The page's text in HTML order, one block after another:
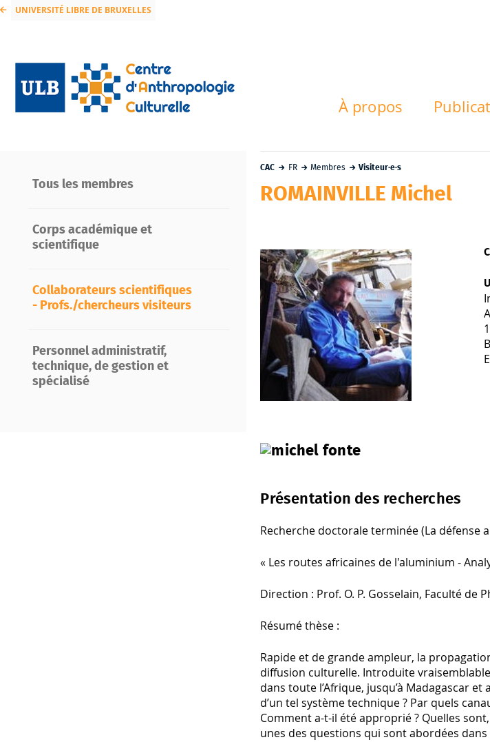
UNIVERSITÉ LIBRE DE BRUXELLES
À propos
Tous les membres
Corps académique et
scientifique
Collaborateurs scientifiques
- Profs./chercheurs visiteurs
Personnel administratif,
technique, de gestion et
spécialisé
CAC FR Membres Visiteur·e·s
ROMAINVILLE Michel
Présentation des recherches
Recherche doctorale terminée (La défense
« Les routes africaines de l'aluminium -
Direction : Prof. O. P. Gosselain, Faculté de
Résumé thèse :
Rapide et de grande ampleur, la
diffusion culturelle. Introduite
dans toute l’Afrique, jusqu’à Madagascar
d’un tel système technique ? Par quels
Comment a-t-il été approprié ? Quelles
unes des questions qui sont abordées dans